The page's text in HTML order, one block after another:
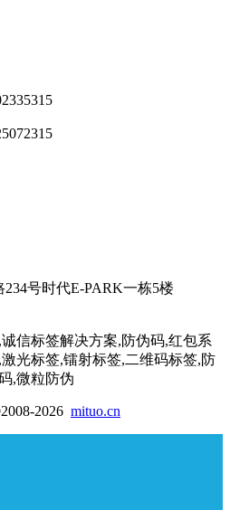
号时代E-PARK一栋5楼
信标签解决方案,防伪码,红包系
光标签,镭射标签,二维码标签,防
,微粒防伪
2026 mituo.cn